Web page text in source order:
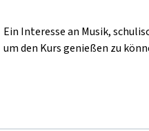
Ein Interesse an Musik,
um den Kurs genießen zu